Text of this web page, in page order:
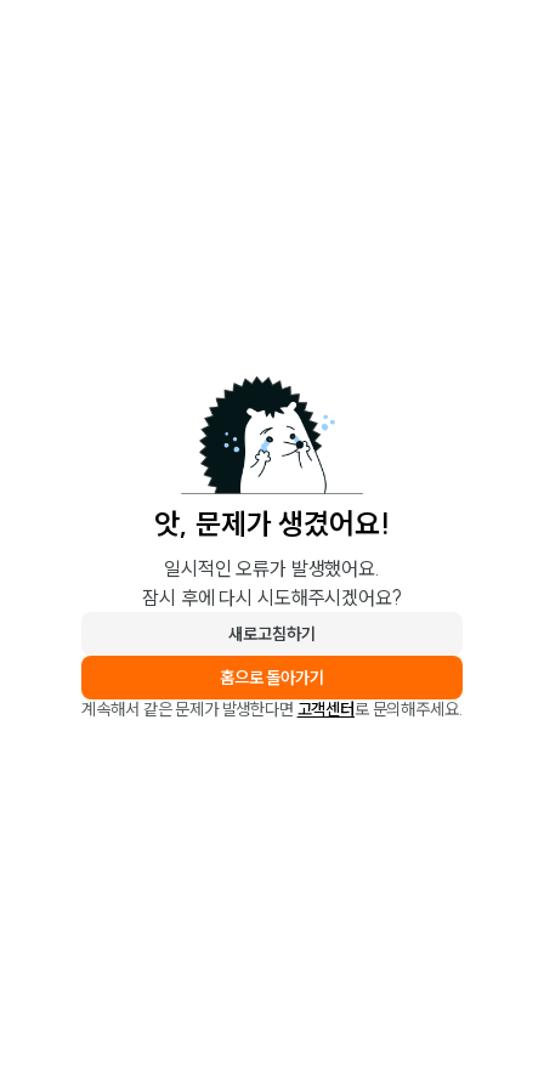
앗, 문제가 생겼어요!
일시적인 오류가 발생했어요.
잠시 후에 다시 시도해주시겠어요?
새로고침하기
홈으로 돌아가기
계속해서 같은 문제가 발생한다면 고객센터로 문의해주세요.